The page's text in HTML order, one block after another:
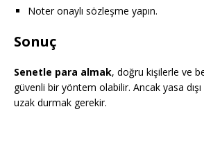
Noter onaylı sözleşme yapın.
Sonuç
Senetle para almak, doğru kişilerle ve
güvenli bir yöntem olabilir. Ancak yasa
uzak durmak gerekir.